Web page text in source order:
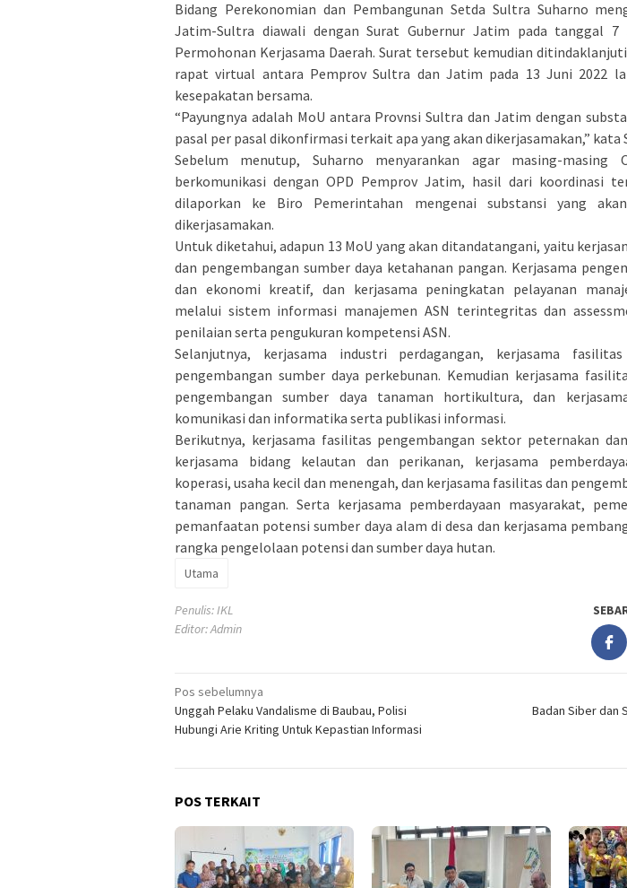
Bidang Perekonomian dan Pembangunan Setda Sultra Suharno
Jatim-Sultra diawali dengan Surat Gubernur Jatim pada tanggal 7
Permohonan Kerjasama Daerah. Surat tersebut kemudian
rapat virtual antara Pemprov Sultra dan Jatim pada 13 Juni 2022
kesepakatan bersama.
“Payungnya adalah MoU antara Provnsi Sultra dan Jatim dengan
pasal per pasal dikonfirmasi terkait apa yang akan dikerjasamakan,” kata
Sebelum menutup, Suharno menyarankan agar masing-masing
berkomunikasi dengan OPD Pemprov Jatim, hasil dari koordinasi
dilaporkan ke Biro Pemerintahan mengenai substansi yang
dikerjasamakan.
Untuk diketahui, adapun 13 MoU yang akan ditandatangani, yaitu
dan pengembangan sumber daya ketahanan pangan. Kerjasama
dan ekonomi kreatif, dan kerjasama peningkatan pelayanan
melalui sistem informasi manajemen ASN terintegritas dan
penilaian serta pengukuran kompetensi ASN.
Selanjutnya, kerjasama industri perdagangan, kerjasama
pengembangan sumber daya perkebunan. Kemudian kerjasama
pengembangan sumber daya tanaman hortikultura, dan
komunikasi dan informatika serta publikasi informasi.
Berikutnya, kerjasama fasilitas pengembangan sektor peternakan
kerjasama bidang kelautan dan perikanan, kerjasama
koperasi, usaha kecil dan menengah, dan kerjasama fasilitas dan
tanaman pangan. Serta kerjasama pemberdayaan masyarakat,
pemanfaatan potensi sumber daya alam di desa dan kerjasama
rangka pengelolaan potensi dan sumber daya hutan.
Utama
Penulis: IKL
Editor: Admin
Navigasi
pos
Pos sebelumnya
Unggah Pelaku Vandalisme di Baubau, Polisi
Hubungi Arie Kriting Untuk Kepastian Informasi
Badan Siber dan
POS TERKAIT